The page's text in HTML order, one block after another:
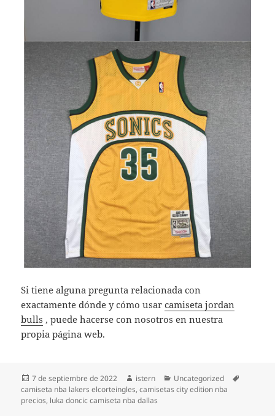
Si tiene alguna pregunta relacionada con
exactamente dónde y cómo usarcamiseta jordan
bulls , puede hacerse con nosotros en nuestra
propia página web.
Publicado
el
7 de septiembre de 2022 Autor
istern Categorías
Uncategorized
camiseta nba lakers elcorteingles,camisetas city edition nba
precios, luka doncic camiseta nba dallas